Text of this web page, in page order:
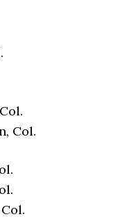
Col.